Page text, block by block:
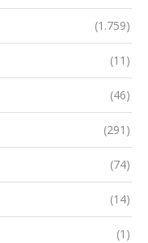
(1.759)
(11)
(46)
(291)
(74)
(14)
(1)